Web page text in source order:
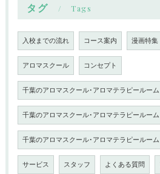
タグ Tags
入校までの流れ コース案内 漫画特集
アロマスクール コンセプト
千葉のアロマスクール･アロマテラピールー
千葉のアロマスクール･アロマテラピールー
千葉のアロマスクール･アロマテラピールー
サービス スタッフ よくある質問